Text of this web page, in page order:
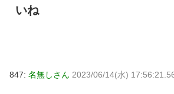
いね
847: 名無しさん 2023/06/14(水)